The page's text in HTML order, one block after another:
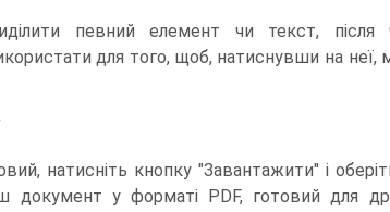
певний елемент чи текст, після
для того, щоб, натиснувши на неї,
натисніть кнопку "Завантажити" і
документ у форматі PDF, готовий для